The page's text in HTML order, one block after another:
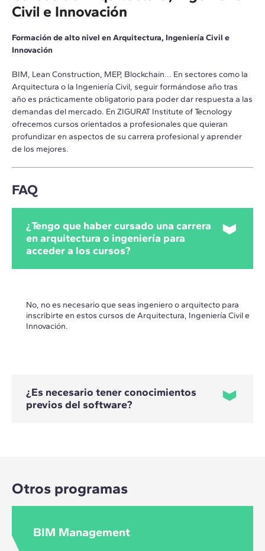
Civil e Innovación
Formación de alto nivel en Arquitectura, Ingeniería Civil e
Innovación
BIM, Lean Construction, MEP, Blockchain... En sectores como la
Arquitectura o la Ingeniería Civil, seguir formándose año tras
año es prácticamente obligatorio para poder dar respuesta a las
demandas del mercado. En ZIGURAT Institute of Tecnology
ofrecemos cursos orientados a profesionales que quieran
profundizar en aspectos de su carrera profesional y aprender
de los mejores.
FAQ
¿Tengo que haber cursado una carrera
en arquitectura o ingeniería para
acceder a los cursos?
No, no es necesario que seas ingeniero o arquitecto para
inscribirte en estos cursos de Arquitectura, Ingeniería Civil e
Innovación.
¿Es necesario tener conocimientos
previos del software?
Otros programas
BIM Management